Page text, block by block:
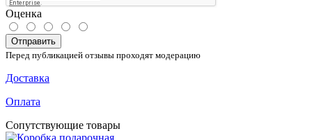
Оценка
Отправить
Перед публикацией отзывы проходят модерацию
Доставка
Оплата
Сопутствующие товары